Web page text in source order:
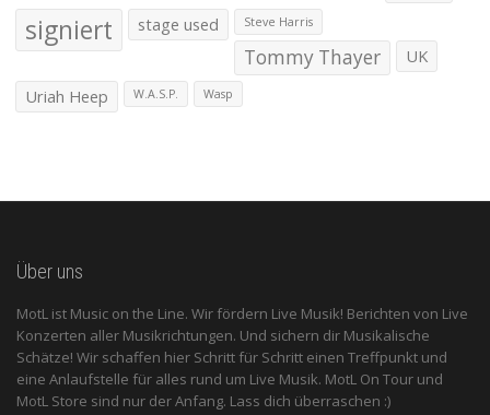
signiert stage used Steve Harris
Tommy Thayer
UK
Uriah Heep
W.A.S.P. Wasp
Über uns
MotL ist Music on the Line. Wir fördern Live Musik! Berichten von Live
Konzerten aller Musikrichtungen. Und sichern dir Musikalische
Schätze! Wir schaffen hier Schritt für Schritt einen Treffpunkt und
eine Anlaufstelle für alles rund um Live Musik. MotL On Tour und
MotL Store sind nur der Anfang. Lass dich überraschen :)